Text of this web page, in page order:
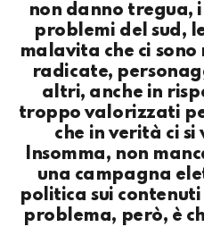
non danno tregua,
problemi del sud,
malavita che ci sono
radicate,
altri, anche in
troppo valorizzati
che in verità ci
Insomma, non
una campagna
politica sui
problema, però, è